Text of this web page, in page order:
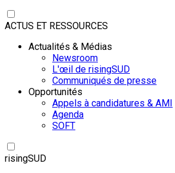
ACTUS ET RESSOURCES
Actualités & Médias
Newsroom
L'œil de risingSUD
Communiqués de presse
Opportunités
Appels à candidatures & AMI
Agenda
SOFT
risingSUD